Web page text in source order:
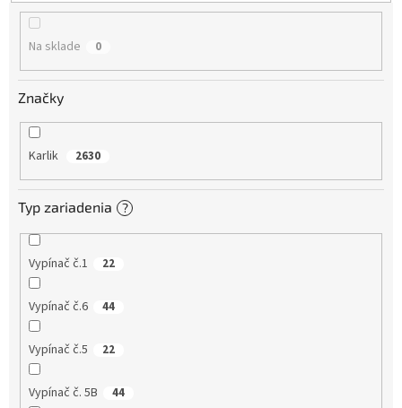
Na sklade 0
Značky
Karlik 2630
Typ zariadenia ?
Vypínač č.1 22
Vypínač č.6 44
Vypínač č.5 22
Vypínač č. 5B 44